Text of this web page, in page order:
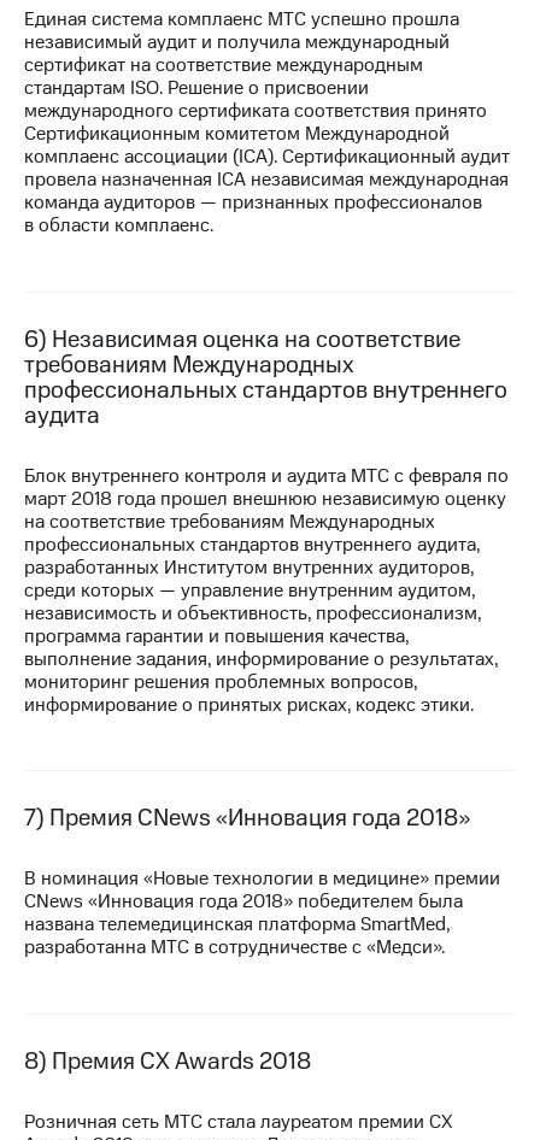
Рынок
акций
Описание
Программа
приобретения
Порядок
выкупа
акций
Дивиденды
Еврооблигации-2023
Уведомление
о
Другое
Регистратор
Реквизиты
Контакты
развитие
деловая этика
На главную
Единая система комплаенс МТС успешно прошла
независимый аудит и получила международный
сертификат на соответствие международным
стандартам ISO. Решение о присвоении
международного сертификата соответствия принято
Сертификационным комитетом Международной
комплаенс ассоциации (ICA). Сертификационный аудит
провела назначенная ICA независимая международная
команда аудиторов — признанных профессионалов
в области комплаенс.
6) Независимая оценка на соответствие
требованиям Международных
профессиональных стандартов внутреннего
аудита
Блок внутреннего контроля и аудита МТС с февраля по
март 2018 года прошел внешнюю независимую оценку
на соответствие требованиям Международных
профессиональных стандартов внутреннего аудита,
разработанных Институтом внутренних аудиторов,
среди которых — управление внутренним аудитом,
независимость и объективность, профессионализм,
программа гарантии и повышения качества,
выполнение задания, информирование о результатах,
мониторинг решения проблемных вопросов,
информирование о принятых рисках, кодекс этики.
7) Премия CNews «Инновация года 2018»
В номинация «Новые технологии в медицине» премии
CNews «Инновация года 2018» победителем была
названа телемедицинская платформа SmartMed,
разработанна МТС в сотрудничестве с «Медси».
8) Премия CX Awards 2018
Розничная сеть МТС стала лауреатом премии CX